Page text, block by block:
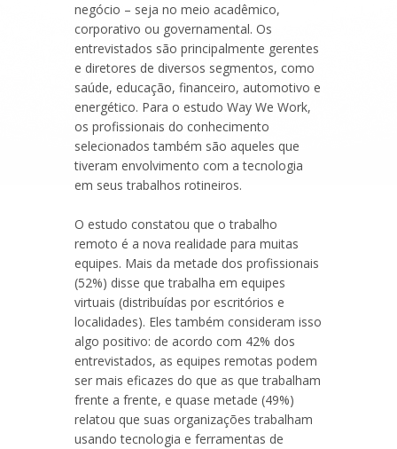
negócio – seja no meio acadêmico,
corporativo ou governamental. Os
entrevistados são principalmente gerentes
e diretores de diversos segmentos, como
saúde, educação, financeiro, automotivo e
energético. Para o estudo Way We Work,
os profissionais do conhecimento
selecionados também são aqueles que
tiveram envolvimento com a tecnologia
em seus trabalhos rotineiros.
O estudo constatou que o trabalho
remoto é a nova realidade para muitas
equipes. Mais da metade dos profissionais
(52%) disse que trabalha em equipes
virtuais (distribuídas por escritórios e
localidades). Eles também consideram isso
algo positivo: de acordo com 42% dos
entrevistados, as equipes remotas podem
ser mais eficazes do que as que trabalham
frente a frente, e quase metade (49%)
relatou que suas organizações trabalham
usando tecnologia e ferramentas de